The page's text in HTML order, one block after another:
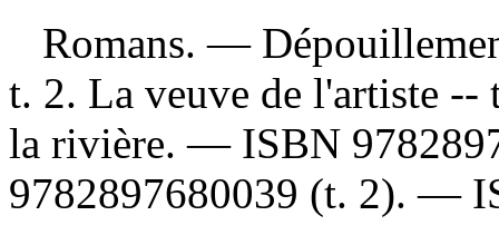
Romans. —
t. 2. La veuve de l'artiste --
la rivière. — ISBN
9782897680039 (t. 2). —